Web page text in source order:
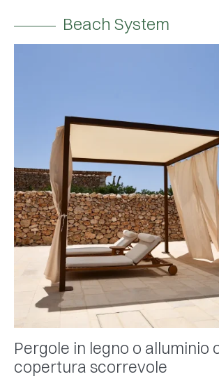
Beach System
Pergole in legno o alluminio
copertura scorrevole